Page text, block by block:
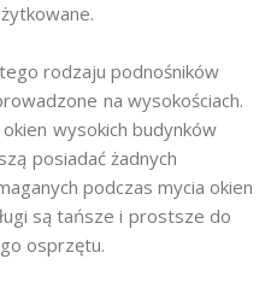
rodzaju podnośników
na wysokościach.
wysokich budynków
posiadać żadnych
podczas mycia okien
są tańsze i prostsze do
osprzętu.